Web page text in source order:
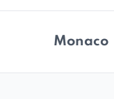
Monaco